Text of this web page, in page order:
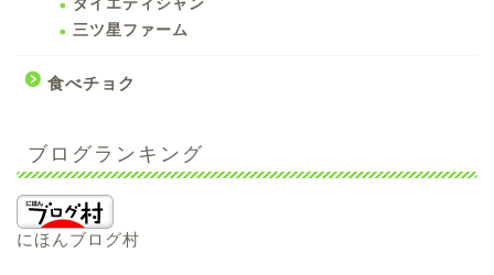
ダイエティシャン
三ツ星ファーム
食べチョク
ブログランキング
にほんブログ村